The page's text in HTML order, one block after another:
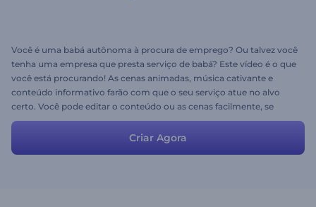
Você é uma babá autônoma à procura de emprego? Ou talvez você
tenha uma empresa que presta serviço de babá? Este vídeo é o que
você está procurando! As cenas animadas, música cativante e
conteúdo informativo farão com que o seu serviço atue no alvo
certo. Você pode editar o conteúdo ou as cenas facilmente, se
necessário. Parabéns, você tem o melhor vídeo de Promoção de
Serviço de Babá do mercado!Criar Agora